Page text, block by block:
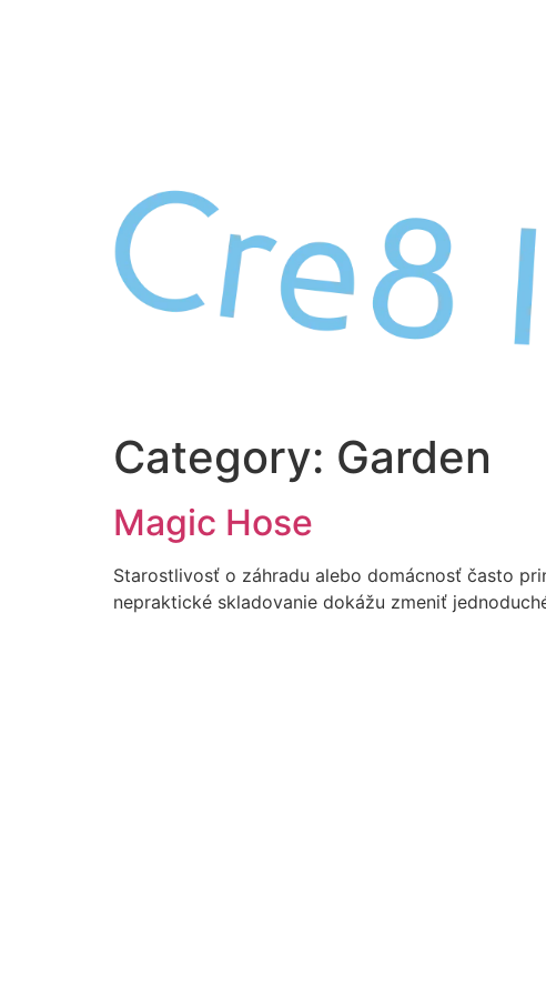
Category: Garden
Magic Hose
Starostlivosť o záhradu alebo domácnosť často
nepraktické skladovanie dokážu zmeniť